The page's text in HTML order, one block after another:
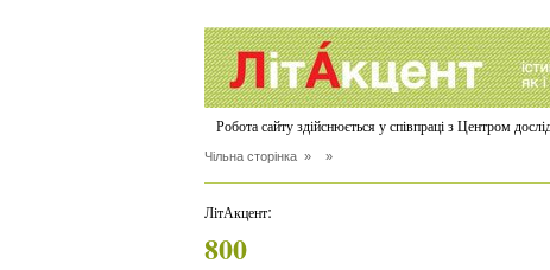
Робота сайту здійснюється у співпраці з Центром
Чільна сторінка » »
ЛітАкцент:
800